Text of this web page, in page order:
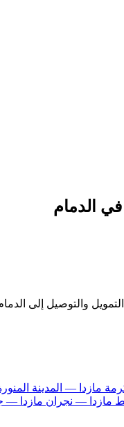
الدمام
والتوصيل إلى
مازدا — المدينة
مازدا — نجران مازدا —